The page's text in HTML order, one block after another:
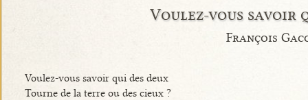
Voulez-vous savoir
François
Voulez-vous savoir qui des deux
Tourne de la terre ou des cieux ?